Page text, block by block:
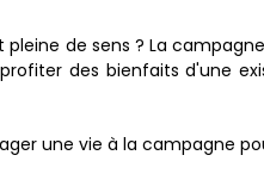
de sens ? La
des bienfaits d'une
une vie à la campagne